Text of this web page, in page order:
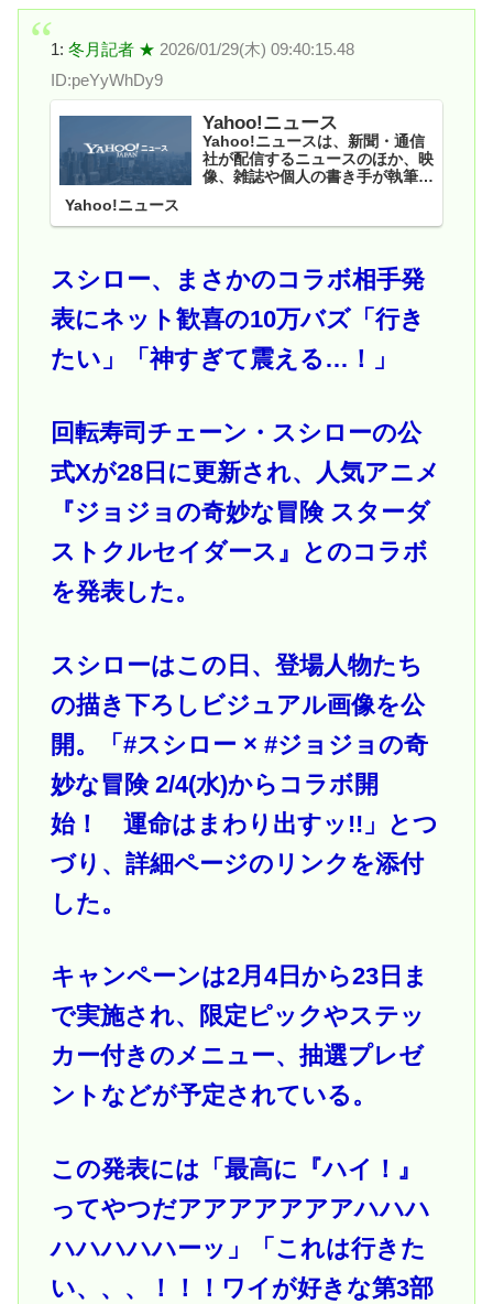
1: 冬月記者 ★ 2026/01/29(木) 09:40:15.48
ID:peYyWhDy9
Yahoo!ニュース
Yahoo!ニュースは、新聞・通信
社が配信するニュースのほか、映
像、雑誌や個人の書き手が執筆す
Yahoo!ニュース
スシロー、まさかのコラボ相手発
表にネット歓喜の10万バズ「行き
たい」「神すぎて震える…！」
回転寿司チェーン・スシローの公
式Xが28日に更新され、人気アニメ
『ジョジョの奇妙な冒険 スターダ
ストクルセイダース』とのコラボ
を発表した。
スシローはこの日、登場人物たち
の描き下ろしビジュアル画像を公
開。「#スシロー × #ジョジョの奇
妙な冒険 2/4(水)からコラボ開
始！ 運命はまわり出すッ!!」とつ
づり、詳細ページのリンクを添付
した。
キャンペーンは2月4日から23日ま
で実施され、限定ピックやステッ
カー付きのメニュー、抽選プレゼ
ントなどが予定されている。
この発表には「最高に『ハイ！』
ってやつだアアアアアアアハハハ
ハハハハハーッ」「これは行きた
い、、、！！！ワイが好きな第3部